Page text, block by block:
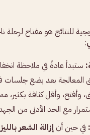
للنتائج هو مفتاح لرحلة
:
ستبدأ عادةً في ملاحظة
المعالجة بعد بضع جلسات
وأقل كثافة بكثير،
مع الحد الأدنى من
في حين أن إزالة الشعر